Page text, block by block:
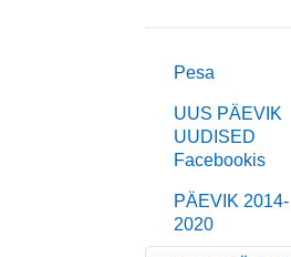
Pesa
UUS PÄEVIK
UUDISED
Facebookis
PÄEVIK 2014-
2020